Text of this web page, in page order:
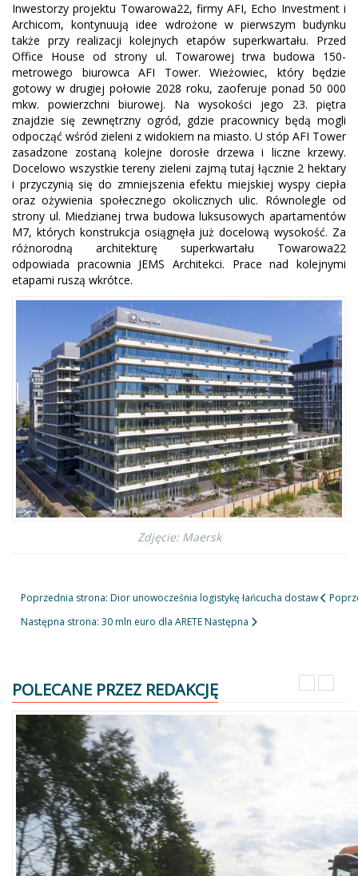
Inwestorzy projektu Towarowa22, firmy AFI, Echo Investment i
Archicom, kontynuują idee wdrożone w pierwszym budynku
także przy realizacji kolejnych etapów superkwartału. Przed
Office House od strony ul. Towarowej trwa budowa 150-
metrowego biurowca AFI Tower. Wieżowiec, który będzie
gotowy w drugiej połowie 2028 roku, zaoferuje ponad 50 000
mkw. powierzchni biurowej. Na wysokości jego 23. piętra
znajdzie się zewnętrzny ogród, gdzie pracownicy będą mogli
odpocząć wśród zieleni z widokiem na miasto. U stóp AFI Tower
zasadzone zostaną kolejne dorosłe drzewa i liczne krzewy.
Docelowo wszystkie tereny zieleni zajmą tutaj łącznie 2 hektary
i przyczynią się do zmniejszenia efektu miejskiej wyspy ciepła
oraz ożywienia społecznego okolicznych ulic. Równolegle od
strony ul. Miedzianej trwa budowa luksusowych apartamentów
M7, których konstrukcja osiągnęła już docelową wysokość. Za
różnorodną architekturę superkwartału Towarowa22
odpowiada pracownia JEMS Architekci. Prace nad kolejnymi
etapami ruszą wkrótce.
Zdjęcie: Maersk
Poprzednia strona: Dior unowocześnia logistykę łańcucha dostaw
Następna strona: 30 mln euro dla ARETENastępna
POLECANE PRZEZ REDAKCJĘ